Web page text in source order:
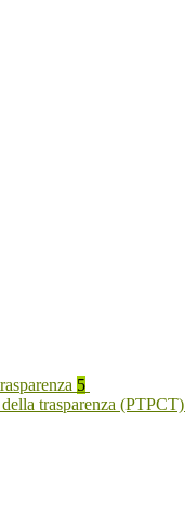
5
trasparenza (PTPCT)